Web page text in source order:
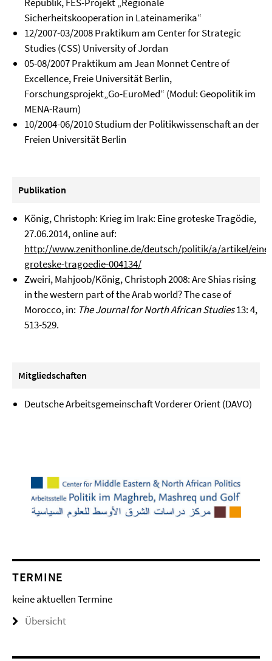
Sicherheitskooperation in Lateinamerika“
12/2007-03/2008 Praktikum am Center for Strategic
Studies (CSS) University of Jordan
05-08/2007 Praktikum am Jean Monnet Centre of
Excellence, Freie Universität Berlin,
Forschungsprojekt„Go-EuroMed“ (Modul: Geopolitik im
MENA-Raum)
10/2004-06/2010 Studium der Politikwissenschaft an der
Freien Universität Berlin
Publikation
König, Christoph: Krieg im Irak: Eine groteske Tragödie,
27.06.2014, online auf:
http://www.zenithonline.de/deutsch/politik/a/artikel/eine-
groteske-tragoedie-004134/
Zweiri, Mahjoob/König, Christoph 2008:Are Shias rising
in the western part of theArab world? The case of
Morocco, in: The Journal for North African Studies13: 4,
513-529.
Mitgliedschaften
Deutsche Arbeitsgemeinschaft Vorderer Orient (DAVO)
TERMINE
keine aktuellen Termine
Übersicht